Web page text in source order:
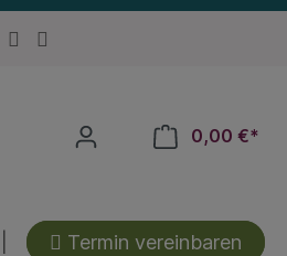
0,00 €*
Termin vereinbaren